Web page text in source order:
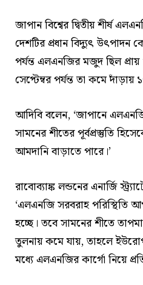
জাপান বিশ্বের দ্বিতীয় শীর্ষ
দেশটির প্রধান বিদ্যুৎ উৎপাদন
পর্যন্ত এলএনজির মজুদ ছিল
সেপ্টেম্বর পর্যন্ত তা কমে
আদিবি বলেন, ‘‌জাপানে
সামনের শীতের পূর্বপ্রস্তুতি
আমদানি বাড়াতে পারে।’
রাবোব্যাঙ্ক লন্ডনের এনার্জি
‘‌এলএনজি সরবরাহ পরিস্থিতি
হচ্ছে। তবে সামনের শীতে
তুলনায় কমে যায়, তাহলে
মধ্যে এলএনজির কার্গো নিয়ে